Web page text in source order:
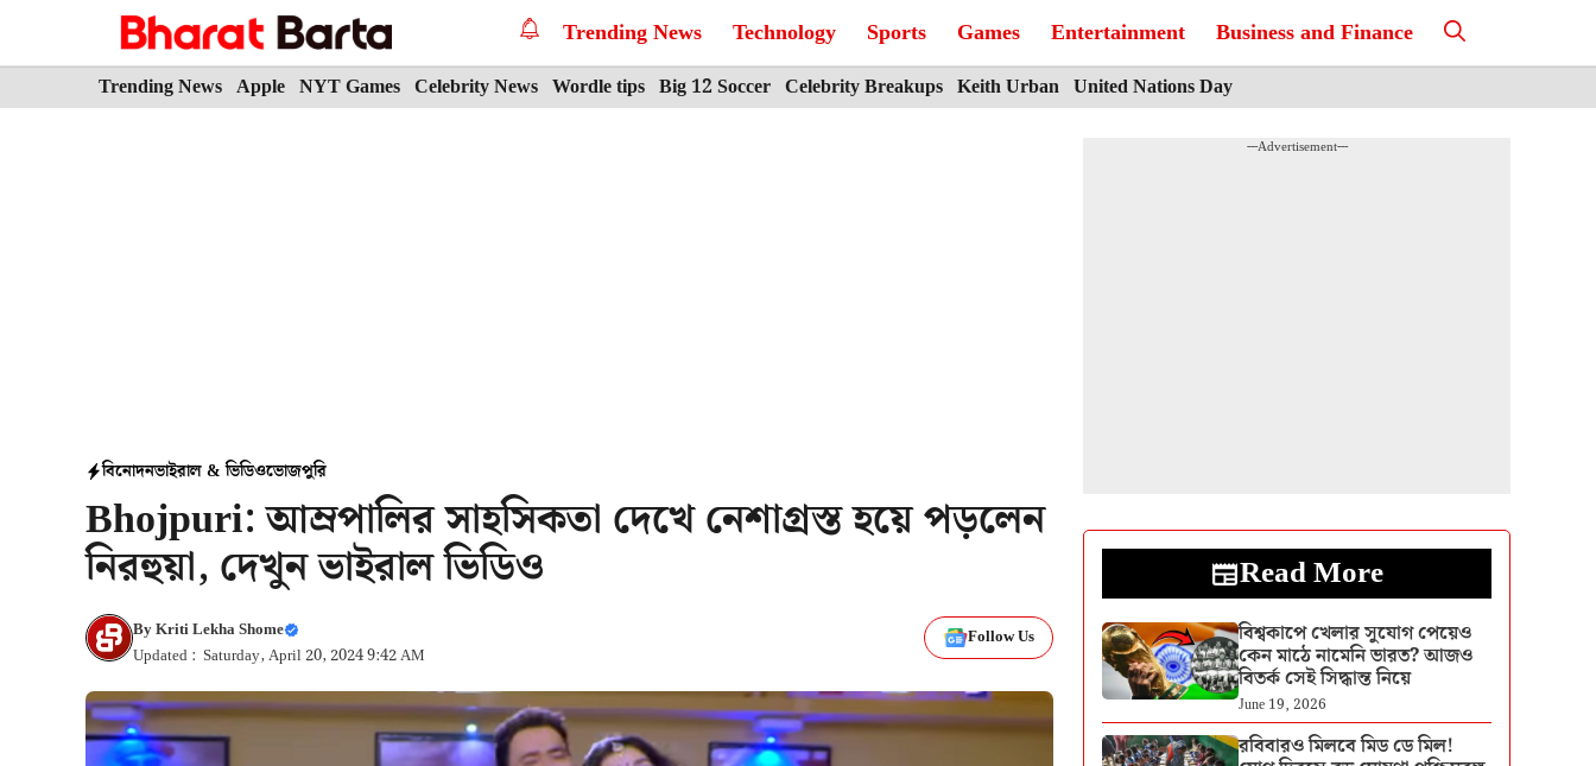
Trending News Technology Sports Games Entertainment Business and Finance
Trending News Apple NYT Games Celebrity News Wordle tips Big 12 Soccer Celebrity Breakups Keith Urban United Nations Day
বিনোদনভাইরাল & ভিডিওভোজপুরি
Bhojpuri: আম্রপালির সাহসিকতা দেখে নেশাগ্রস্ত হয়ে পড়লেন
নিরহুয়া, দেখুন ভাইরাল ভিডিও
ByKriti Lekha Shome
Updated : Saturday, April 20, 2024 9:42 AM
Follow Us
---Advertisement---
Read More
বিশ্বকাপে খেলার সুযোগ পেয়েও
কেন মাঠে নামেনি ভারত? আজও
বিতর্ক সেই সিদ্ধান্ত নিয়ে
June 19, 2026
রবিবারও মিলবে মিড ডে মিল!